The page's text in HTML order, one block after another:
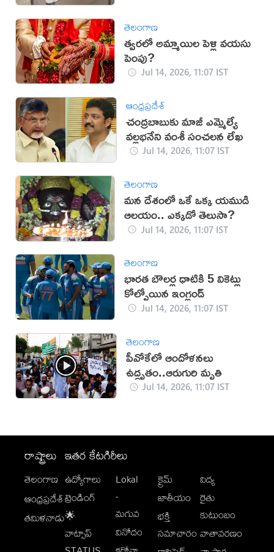
తెలంగాణ
త్వరలో అమ్మాయిల పెళ్లి వయసు
పెంపు?
Jul 14, 2026, 11:07 IST
ఆంధ్రప్రదేశ్
చంద్రబాబుకు మాజీ ఎమ్మెల్యే
వల్లభనేని వంశీ సంచలన లేఖ
Jul 14, 2026, 11:07 IST
తెలంగాణ
మన దేశంలో ఒకే ఒక్క యముడి
ఆలయం.. ఎక్కడో తెలుసా?
Jul 14, 2026, 11:07 IST
తెలంగాణ
భారత బౌలర్ల ధాటికి 5 వికెట్లు
కోల్పోయిన ఇంగ్లండ్
Jul 14, 2026, 11:07 IST
తెలంగాణ
పీవోకేలో ఆందోళనలు
ఉద్ధృతం..ఆరుగురి మృతి
Jul 14, 2026, 11:07 IST
రాష్ట్రాలు
తెలంగాణ
ఆంధ్రప్రదేశ్
తమిళనాడు
ఇతర కేటగిరీలు
ఉద్యోగాలు
ట్రెండింగ్
🌟
వాట్సాప్
Lokal
-
మగువ
వినోదం
క్రైమ్
జాతీయం
భక్తి
సమాచారం
విద్య
రైతు
కుటుంబం
వాతావరణం